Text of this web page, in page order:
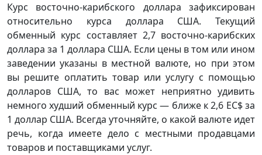
Курс восточно-карибского доллара зафиксирован
относительно курса доллара США. Текущий
обменный курс составляет 2,7 восточно-карибских
доллара за 1 доллара США. Если цены в том или ином
заведении указаны в местной валюте, но при этом
вы решите оплатить товар или услугу с помощью
долларов США, то вас может неприятно удивить
немного худший обменный курс — ближе к 2,6 EC$ за
1 доллар США. Всегда уточняйте, о какой валюте идет
речь, когда имеете дело с местными продавцами
товаров и поставщиками услуг.